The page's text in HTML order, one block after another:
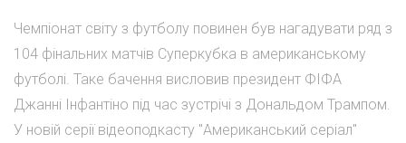
Чемпіонат світу з футболу повинен був нагадувати ряд з
104 фінальних матчів Суперкубка в американському
футболі. Таке бачення висловив президент ФІФА
Джанні Інфантіно під час зустрічі з Дональдом Трампом.
У новій серії відеоподкасту "Американський серіал"